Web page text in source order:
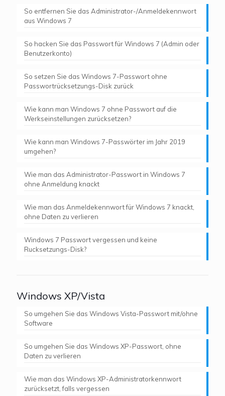
So entfernen Sie das Administrator-/Anmeldekennwort
aus Windows 7
So hacken Sie das Passwort für Windows 7 (Admin oder
Benutzerkonto)
So setzen Sie das Windows 7-Passwort ohne
Passwortrücksetzungs-Disk zurück
Wie kann man Windows 7 ohne Passwort auf die
Werkseinstellungen zurücksetzen?
Wie kann man Windows 7-Passwörter im Jahr 2019
umgehen?
Wie man das Administrator-Passwort in Windows 7
ohne Anmeldung knackt
Wie man das Anmeldekennwort für Windows 7 knackt,
ohne Daten zu verlieren
Windows 7 Passwort vergessen und keine
Rucksetzungs-Disk?
Windows XP/Vista
So umgehen Sie das Windows Vista-Passwort mit/ohne
Software
So umgehen Sie das Windows XP-Passwort, ohne
Daten zu verlieren
Wie man das Windows XP-Administratorkennwort
zurücksetzt, falls vergessen